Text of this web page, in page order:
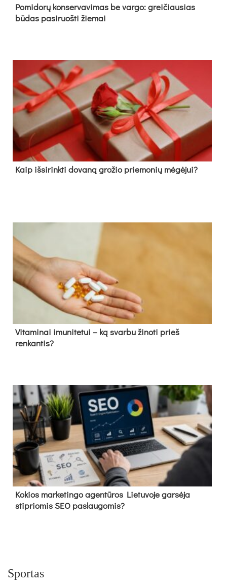
Pomidorų konservavimas be vargo: greičiausias
būdas pasiruošti žiemai
Kaip išsirinkti dovaną grožio priemonių mėgėjui?
Vitaminai imunitetui – ką svarbu žinoti prieš
renkantis?
Kokios marketingo agentūros Lietuvoje garsėja
stipriomis SEO paslaugomis?
Sportas